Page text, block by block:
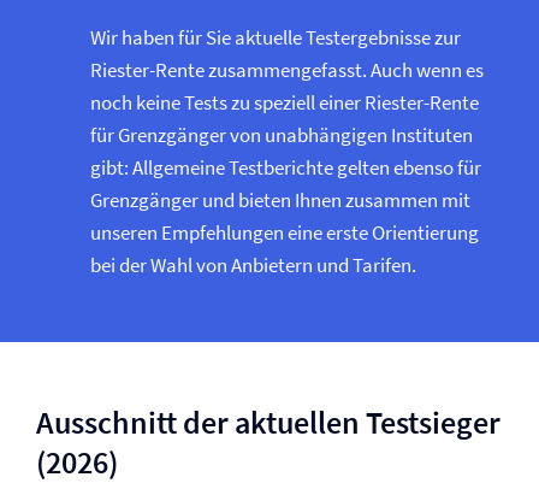
Wir haben für Sie aktuelle Testergebnisse zur
Riester-Rente zusammengefasst. Auch wenn es
noch keine Tests zu speziell einer Riester-Rente
für Grenzgänger von unabhängigen Instituten
gibt: Allgemeine Testberichte gelten ebenso für
Grenzgänger und bieten Ihnen zusammen mit
unseren Empfehlungen eine erste Orientierung
bei der Wahl von Anbietern und Tarifen.
Ausschnitt der aktuellen Testsieger
(2026)